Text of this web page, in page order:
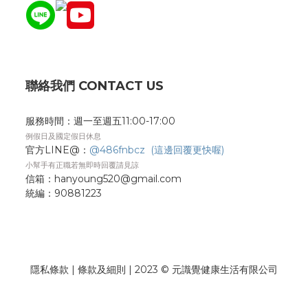
聯絡我們 CONTACT US
服務時間：週一至週五11:00-17:00
例假日及國定假日休息
官方LINE@： @486fnbcz (這邊回覆更快喔)
小幫手有正職若無即時回覆請見諒
信箱：hanyoung520@gmail.com
統編： 90881223
隱私條款 | 條款及細則 | 2023 © 元識覺健康生活有限公司